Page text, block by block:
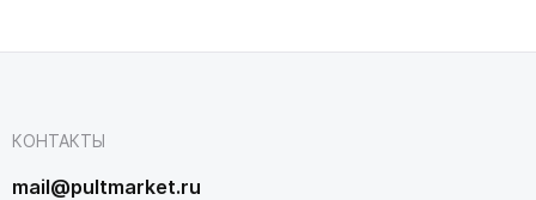
КОНТАКТЫ
mail@pultmarket.ru